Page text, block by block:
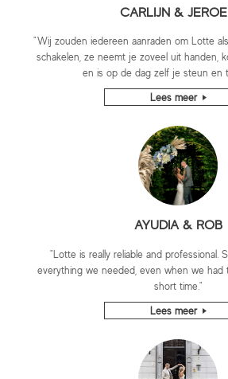
CARLIJN &
"Wij zouden iedereen aanraden om Lotte
schakelen, ze neemt je zoveel uit handen,
en is op de dag zelf je steun en
Lees meer
AYUDIA & ROB
"Lotte is really reliable and professional.
everything we needed, even when we had
short time."
Lees meer